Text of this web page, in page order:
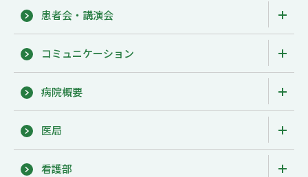
患者会・講演会
コミュニケーション
病院概要
医局
看護部